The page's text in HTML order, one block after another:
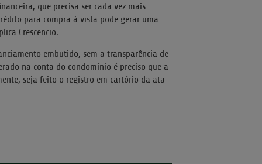
que precisa ser cada vez mais
para compra à vista pode gerar uma
Crescencio.
embutido, sem a transparência de
na conta do condomínio é preciso que a
seja feito o registro em cartório da ata